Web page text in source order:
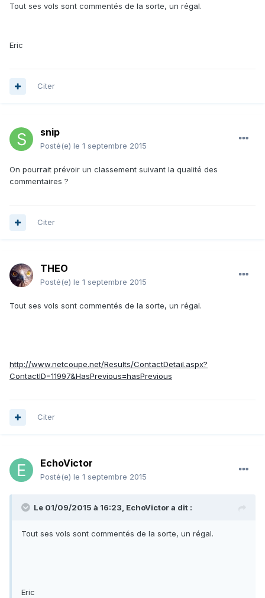
Tout ses vols sont commentés de la sorte, un régal.
Eric
Citer
snip
Posté(e) le 1 septembre 2015
On pourrait prévoir un classement suivant la qualité des
commentaires ?
Citer
THEO
Posté(e) le 1 septembre 2015
Tout ses vols sont commentés de la sorte, un régal.
http://www.netcoupe.net/Results/ContactDetail.aspx?
ContactID=11997&HasPrevious=hasPrevious
Citer
EchoVictor
Posté(e) le 1 septembre 2015
Le 01/09/2015 à 16:23, EchoVictor a dit :
Tout ses vols sont commentés de la sorte, un régal.
Eric